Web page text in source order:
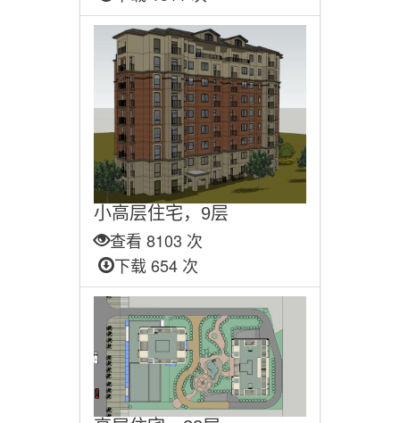
小高层住宅，9层
查看 8103 次
下载 654 次